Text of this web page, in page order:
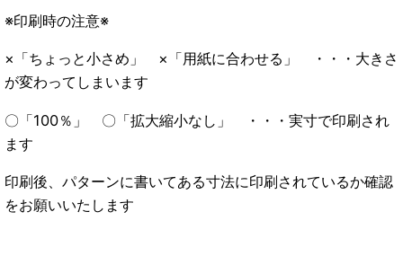
※印刷時の注意※
×「ちょっと小さめ」 ×「用紙に合わせる」 ・・・大きさ
が変わってしまいます
〇「100％」 〇「拡大縮小なし」 ・・・実寸で印刷され
ます
印刷後、パターンに書いてある寸法に印刷されているか確認
をお願いいたします